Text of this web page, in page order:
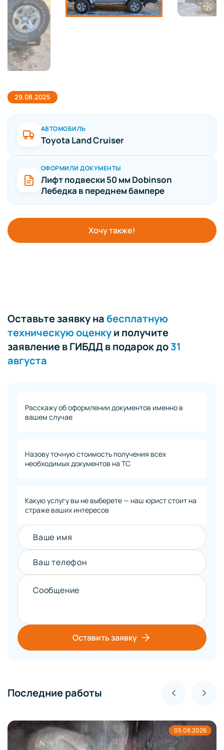
29.08.2025
АВТОМОБИЛЬ
Toyota Land Cruiser
ОФОРМИЛИ ДОКУМЕНТЫ
Лифт подвески 50 мм Dobinson
Лебедка в переднем бампере
Хочу также!
Оставьте заявку набесплатную
техническую оценкуи получите
заявление в ГИБДД в подарок до31
августа
Расскажу об оформлении документов именно в
вашем случае
Назову точную стоимость получения всех
необходимых документов на ТС
Какую услугу вы не выберете — наш юрист стоит на
страже ваших интересов
Ваше имя
Ваш телефон
Сообщение
Оставить заявку
Последние работы
05.08.2026